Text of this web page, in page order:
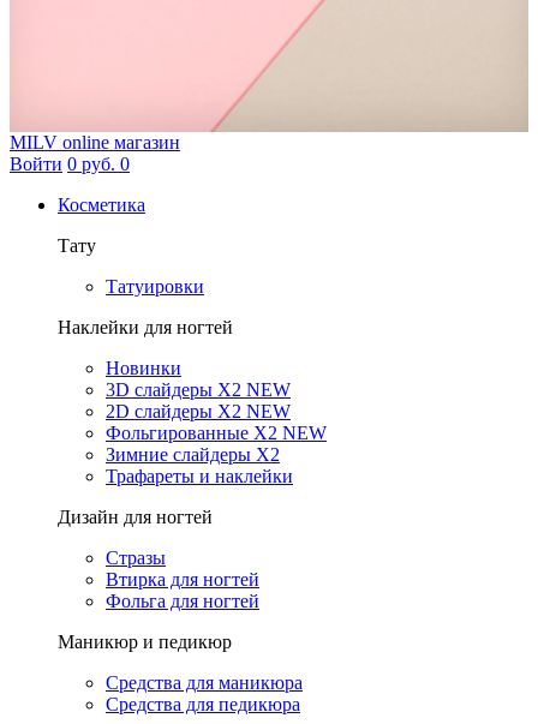
MILV online магазин
Войти 0 руб. 0
Косметика
Тату
Татуировки
Наклейки для ногтей
Новинки
3D слайдеры X2 NEW
2D слайдеры X2 NEW
Фольгированные X2 NEW
Зимние слайдеры Х2
Трафареты и наклейки
Дизайн для ногтей
Стразы
Втирка для ногтей
Фольга для ногтей
Маникюр и педикюр
Средства для маникюра
Средства для педикюра